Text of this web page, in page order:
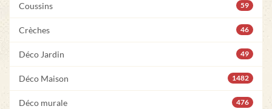
Coussins 59
Crèches 46
Déco Jardin 49
Déco Maison 1482
Déco murale 476